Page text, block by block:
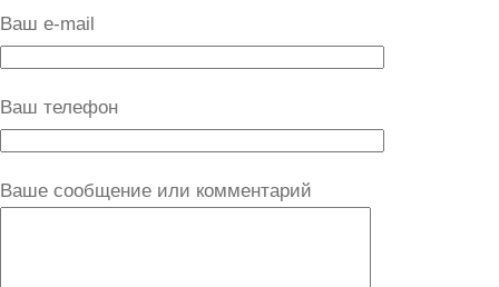
Ваш e-mail
Ваш телефон
Ваше сообщение или комментарий